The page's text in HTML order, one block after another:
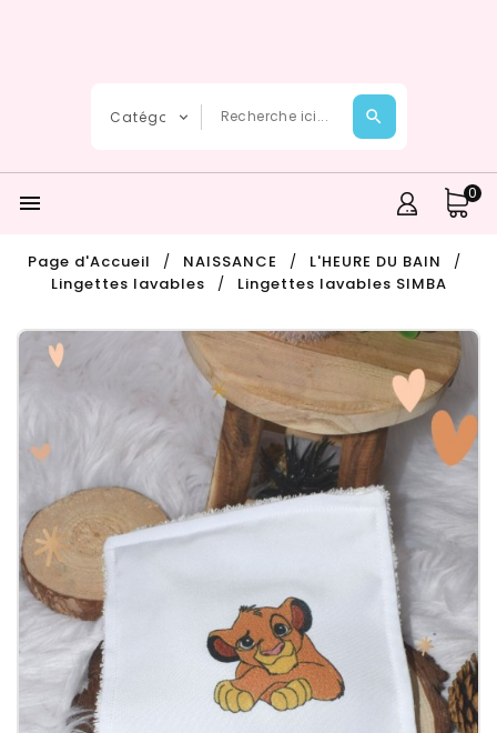
 0
Page d'Accueil NAISSANCE
L'HEURE DU BAIN
Lingettes lavables
Lingettes lavables SIMBA